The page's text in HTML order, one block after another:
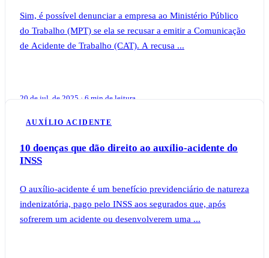
Sim, é possível denunciar a empresa ao Ministério Público
do Trabalho (MPT) se ela se recusar a emitir a Comunicação
de Acidente de Trabalho (CAT). A recusa ...
20 de jul. de 2025 · 6 min de leitura
AUXÍLIO ACIDENTE
10 doenças que dão direito ao auxílio-acidente do
INSS
O auxílio-acidente é um benefício previdenciário de natureza
indenizatória, pago pelo INSS aos segurados que, após
sofrerem um acidente ou desenvolverem uma ...